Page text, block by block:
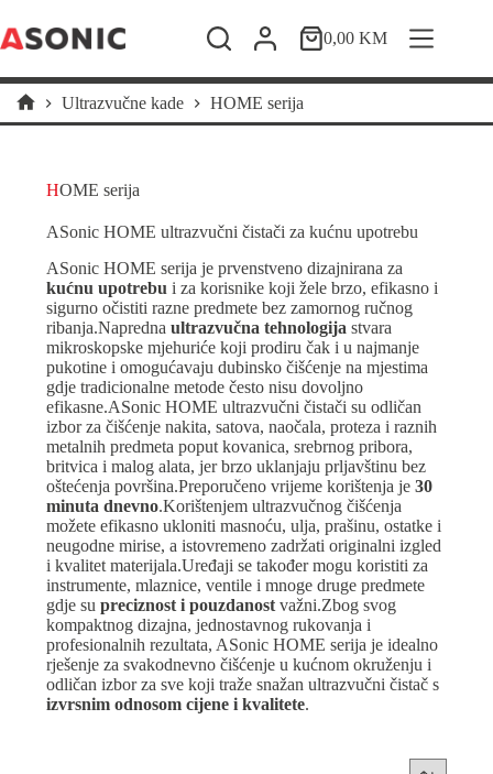
to
content
Shopping
0,00KM
Home
Ultrazvučne kade HOME serija
HOME serija
ASonic HOME ultrazvučni čistači za kućnu upotrebu
ASonic HOME serija je prvenstveno dizajnirana za
kućnu upotrebu i za korisnike koji žele brzo, efikasno i
sigurno očistiti razne predmete bez zamornog ručnog
ribanja.Napredna ultrazvučna tehnologija stvara
mikroskopske mjehuriće koji prodiru čak i u najmanje
pukotine i omogućavaju dubinsko čišćenje na mjestima
gdje tradicionalne metode često nisu dovoljno
efikasne.ASonic HOME ultrazvučni čistači su odličan
izbor za čišćenje nakita, satova, naočala, proteza i raznih
metalnih predmeta poput kovanica, srebrnog pribora,
britvica i malog alata, jer brzo uklanjaju prljavštinu bez
oštećenja površina.Preporučeno vrijeme korištenja je 30
minuta dnevno.Korištenjem ultrazvučnog čišćenja
možete efikasno ukloniti masnoću, ulja, prašinu, ostatke i
neugodne mirise, a istovremeno zadržati originalni izgled
i kvalitet materijala.Uređaji se također mogu koristiti za
instrumente, mlaznice, ventile i mnoge druge predmete
gdje su preciznost i pouzdanostvažni.Zbog svog
kompaktnog dizajna, jednostavnog rukovanja i
profesionalnih rezultata, ASonic HOME serija je idealno
rješenje za svakodnevno čišćenje u kućnom okruženju i
odličan izbor za sve koji traže snažan ultrazvučni čistač s
izvrsnim odnosom cijene i kvalitete.